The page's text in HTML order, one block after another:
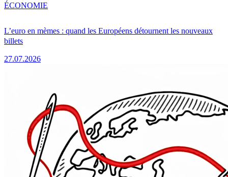
L’euro en mèmes : quand les Européens détournent les nouveaux
billets
27.07.2026
ÉCONOMIE